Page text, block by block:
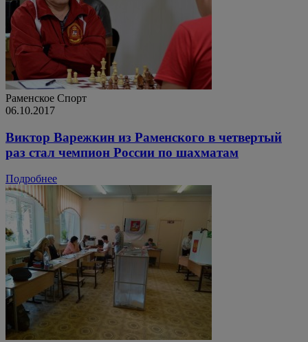
Раменское Спорт
06.10.2017
Виктор Варежкин из Раменского в четвертый
раз стал чемпион России по шахматам
Подробнее